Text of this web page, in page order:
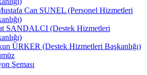
Can SUNEL (Personel Hizmetleri
SANDALCI (Destek Hizmetleri
ÜRKER (Destek Hizmetleri Başkanlığı)
Şeması